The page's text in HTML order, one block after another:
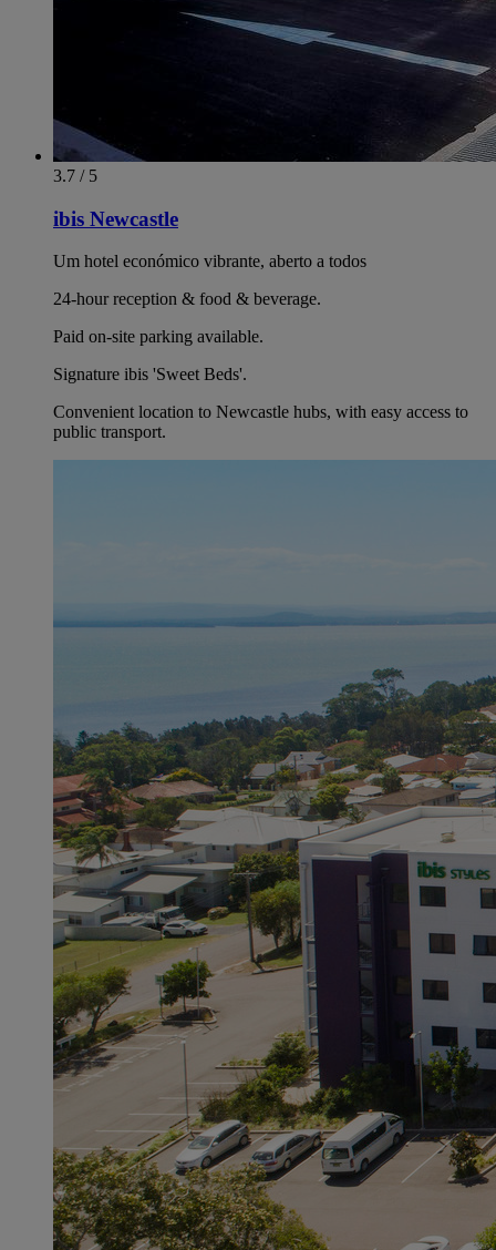
3.7 / 5
ibis Newcastle
Um hotel económico vibrante, aberto a todos
24-hour reception & food & beverage.
Paid on-site parking available.
Signature ibis 'Sweet Beds'.
Convenient location to Newcastle hubs, with easy access to
public transport.